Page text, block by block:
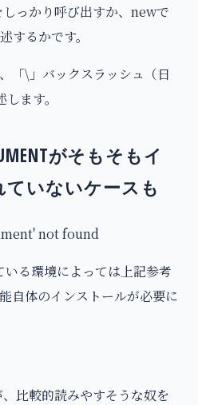
しっかり呼び出すか、newで
するかです。
「\」バックスラッシュ（日
ます。
がそもそもイ
いないケースも
not found
る環境によっては上記参考
自体のインストールが必要に
比較的読みやすそうな奴を